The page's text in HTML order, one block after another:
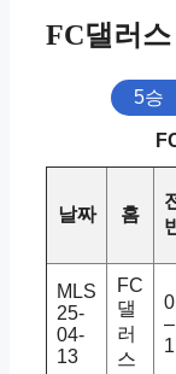
FC댈러스
5승
날짜 홈
MLS
25-
04-
13
FC
댈
러
스
0
–
1